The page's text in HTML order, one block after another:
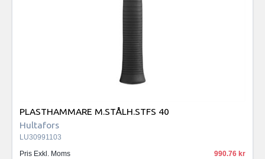
PLASTHAMMARE M.STÅLH.STFS 40
Hultafors
LU30991103
Pris Exkl. Moms
990.76